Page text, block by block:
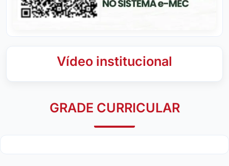
Vídeo institucional
GRADE CURRICULAR